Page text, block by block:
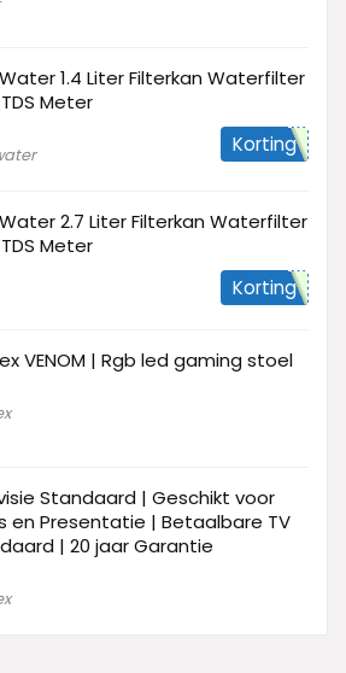
1.4 Liter Filterkan Waterfilter
Meter
Korting
2.7 Liter Filterkan Waterfilter
Meter
Korting
VENOM | Rgb led gaming stoel
Standaard | Geschikt voor
en Presentatie | Betaalbare TV
| 20 jaar Garantie